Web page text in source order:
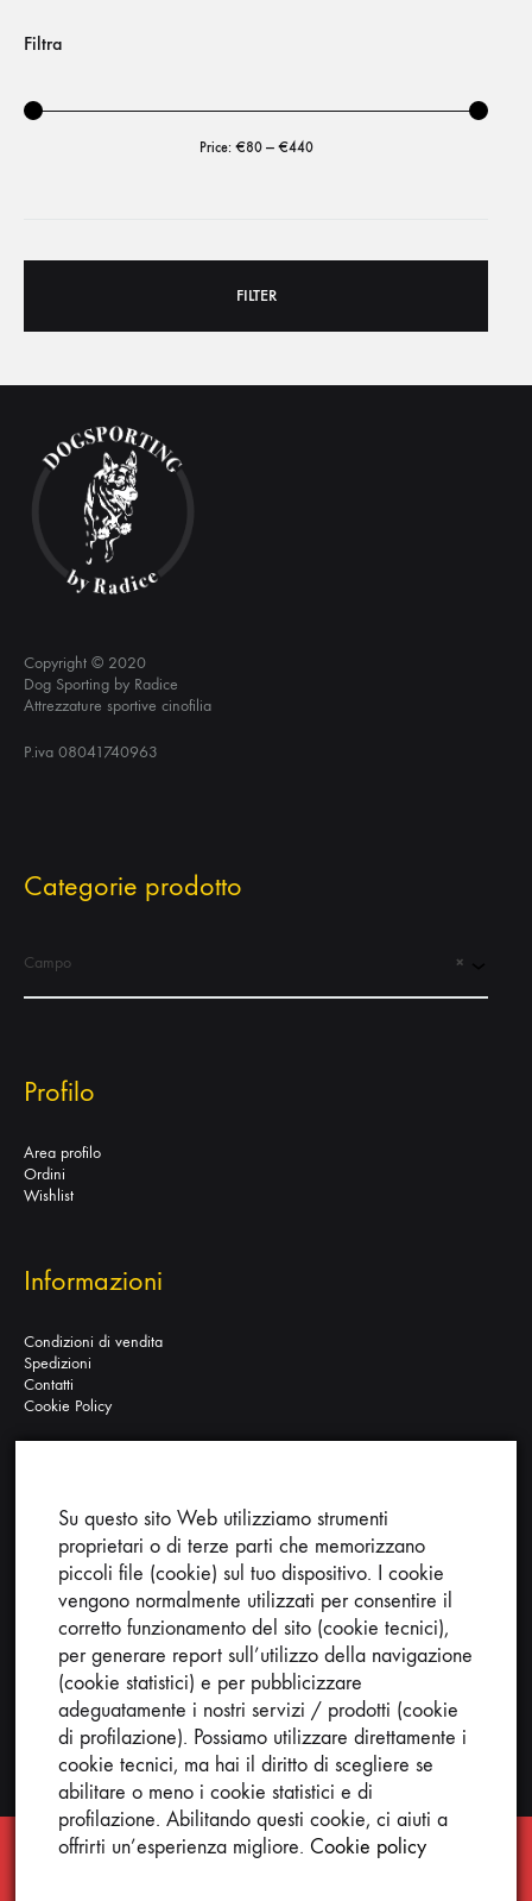
Filtra
Price: €80— €440
FILTER
Copyright © 2020
Dog Sporting by Radice
Attrezzature sportive cinofilia
P.iva 08041740963
Categorie prodotto
×
Campo
Profilo
Area profilo
Ordini
Wishlist
Informazioni
Condizioni di vendita
Spedizioni
Contatti
Cookie Policy
Ricerca nel sito:
ATTENZIONE Si avvisa la gentile clientela che dal 08 al
Su questo sito Web utilizziamo strumenti
proprietari o di terze parti che memorizzano
piccoli file (cookie) sul tuo dispositivo. I cookie
vengono normalmente utilizzati per consentire il
corretto funzionamento del sito (cookie tecnici),
per generare report sull’utilizzo della navigazione
(cookie statistici) e per pubblicizzare
adeguatamente i nostri servizi / prodotti (cookie
di profilazione). Possiamo utilizzare direttamente i
cookie tecnici, ma hai il diritto di scegliere se
abilitare o meno i cookie statistici e di
profilazione. Abilitando questi cookie, ci aiuti a
offrirti un’esperienza migliore. Cookie policy